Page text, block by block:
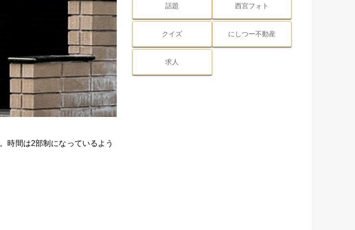
。時間は2部制になっているよう
話題 西宮フォト
クイズ にしつー不動産
求人